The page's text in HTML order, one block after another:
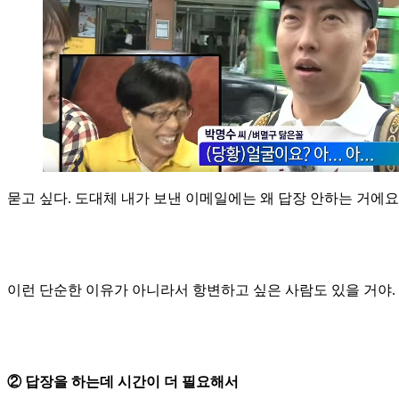
묻고 싶다. 도대체 내가 보낸 이메일에는 왜 답장 안하는 거에
이런 단순한 이유가 아니라서 항변하고 싶은 사람도 있을 거야.
② 답장을 하는데 시간이 더 필요해서